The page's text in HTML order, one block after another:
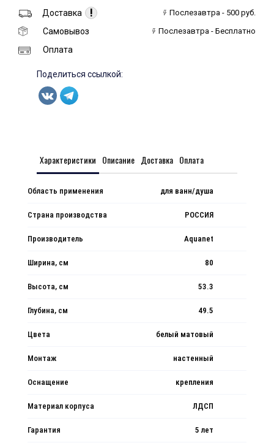
Доставка
! Послезавтра - 500 руб.
Самовывоз Послезавтра - Бесплатно
Оплата
Поделиться ссылкой:
Характеристики Описание Доставка Оплата
Область применения для ванн/душа
Страна производства РОССИЯ
Производитель Aquanet
Ширина, см 80
Высота, см 53.3
Глубина, см 49.5
Цвета белый матовый
Монтаж настенный
Оснащение крепления
Материал корпуса ЛДСП
Гарантия 5 лет